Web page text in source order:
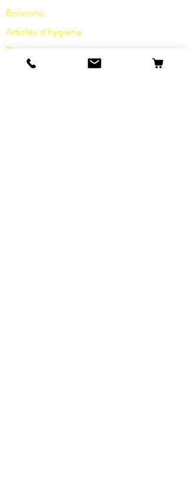
Boissons
Articles d'hygiène
Divers
info